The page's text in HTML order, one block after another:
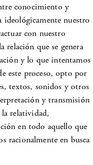
conocimiento y
nuestro
con nuestro
relación que se genera
y lo que intentamos
este proceso, opto por
textos, sonidos y otros
y transmisión
relatividad,
en todo aquello que
racionalmente en busca